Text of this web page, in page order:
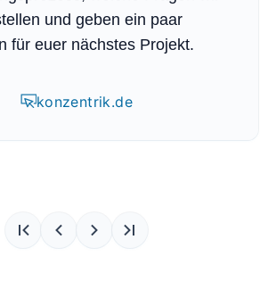
und geben ein paar
für euer nächstes Projekt.
konzentrik.de